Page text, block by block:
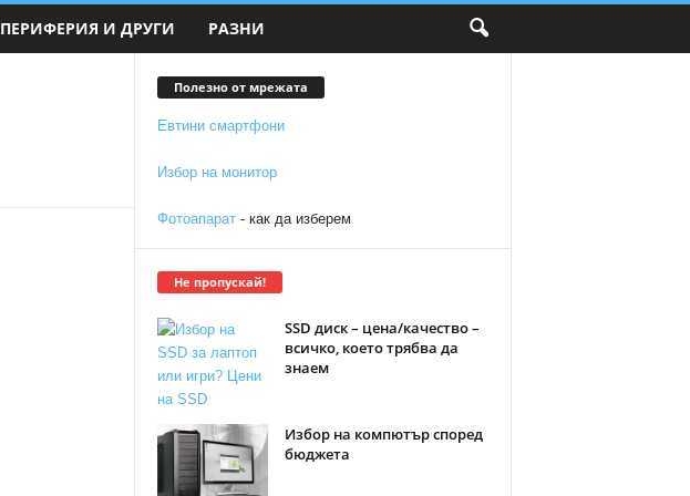
ПЕРИФЕРИЯ И ДРУГИ РАЗНИ
Полезно от мрежата
Евтини смартфони
Избор на монитор
Фотоапарат- как да изберем
Не пропускай!
SSD диск – цена/качество –
всичко, което трябва да
знаем
Избор на компютър според
бюджета